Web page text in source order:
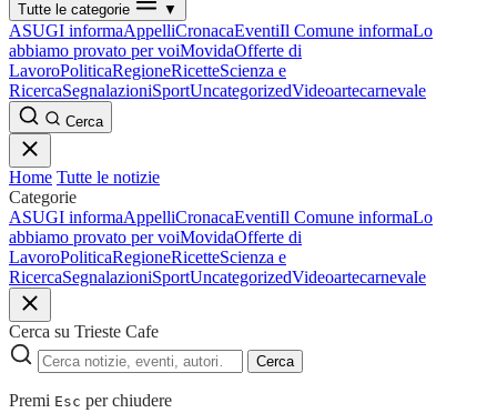
Tutte le categorie ▼
ASUGI informaAppelliCronacaEventiIl Comune informaLo
abbiamo provato per voiMovidaOfferte di
LavoroPoliticaRegioneRicetteScienza e
RicercaSegnalazioniSportUncategorizedVideoartecarnevale
Cerca
Home Tutte le notizie
Categorie
ASUGI informaAppelliCronacaEventiIl Comune informaLo
abbiamo provato per voiMovidaOfferte di
LavoroPoliticaRegioneRicetteScienza e
RicercaSegnalazioniSportUncategorizedVideoartecarnevale
Cerca su Trieste Cafe
Cerca
Premi Esc per chiudere